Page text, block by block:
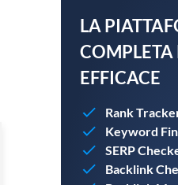
LA
COMPLETA
EFFICACE
Rank
Keyword
SERP
Backlink